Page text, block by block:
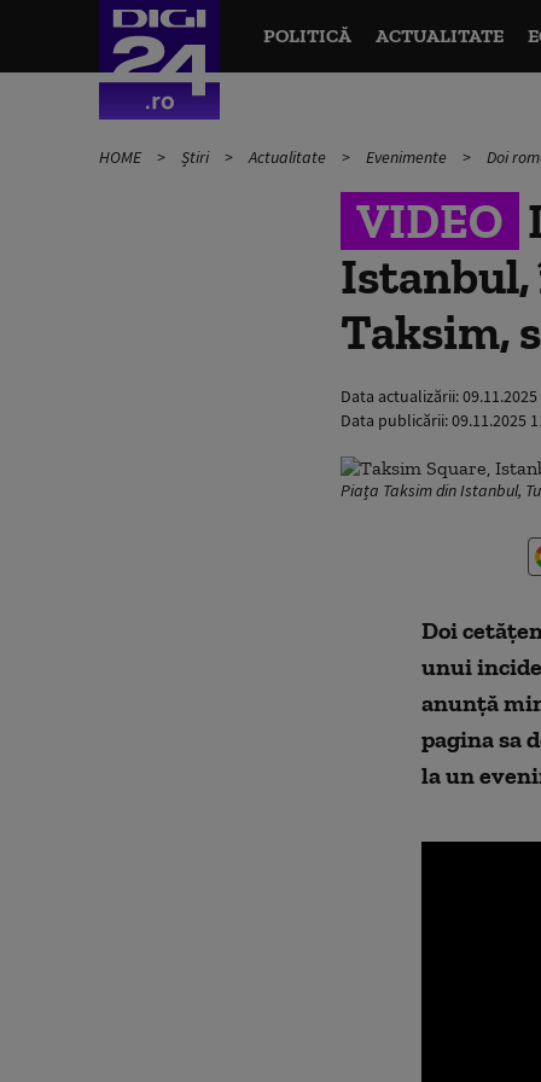
POLITICĂ ACTUALITATE
HOME Știri Actualitate Evenimente Doi
VIDEO
Taksim,
Data actualizării:
Data publicării:09.11.2025
Piața Taksim din Istanbul,
Doi
unui
anunță
pagina sa
la un